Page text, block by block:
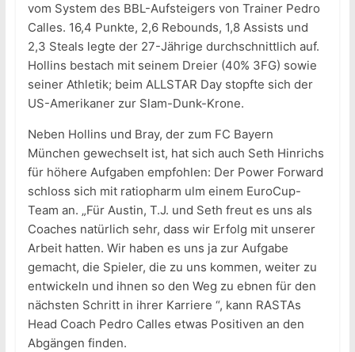
vom System des BBL-Aufsteigers von Trainer Pedro
Calles. 16,4 Punkte, 2,6 Rebounds, 1,8 Assists und
2,3 Steals legte der 27-Jährige durchschnittlich auf.
Hollins bestach mit seinem Dreier (40% 3FG) sowie
seiner Athletik; beim ALLSTAR Day stopfte sich der
US-Amerikaner zur Slam-Dunk-Krone.
Neben Hollins und Bray, der zum FC Bayern
München gewechselt ist, hat sich auch Seth Hinrichs
für höhere Aufgaben empfohlen: Der Power Forward
schloss sich mit ratiopharm ulm einem EuroCup-
Team an. „Für Austin, T.J. und Seth freut es uns als
Coaches natürlich sehr, dass wir Erfolg mit unserer
Arbeit hatten. Wir haben es uns ja zur Aufgabe
gemacht, die Spieler, die zu uns kommen, weiter zu
entwickeln und ihnen so den Weg zu ebnen für den
nächsten Schritt in ihrer Karriere “, kann RASTAs
Head Coach Pedro Calles etwas Positiven an den
Abgängen finden.